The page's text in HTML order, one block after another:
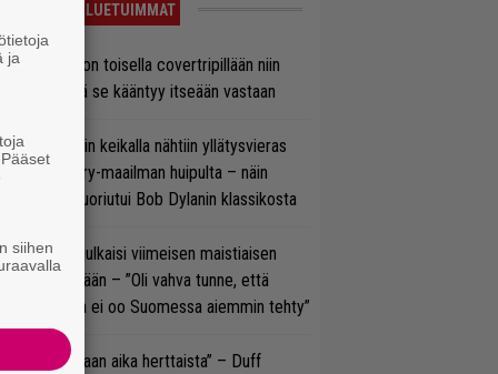
LUETUIMMAT
Saimaa on toisella covertripillään niin
että se kääntyy itseään vastaan
N’ Rosesin keikalla nähtiin yllätysvieras
country-maailman huipulta – näin
suoriutui Bob Dylanin klassikosta
Annala julkaisi viimeisen maistiaisen
– ”Oli vahva tunne, että
musaa ei oo Suomessa aiemmin tehty”
oli oikeastaan aika herttaista” – Duff
ja
siihen